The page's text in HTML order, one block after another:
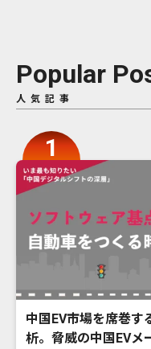
Popular
人気記事
中国EV市場を席巻す
析。脅威の中国EVメ